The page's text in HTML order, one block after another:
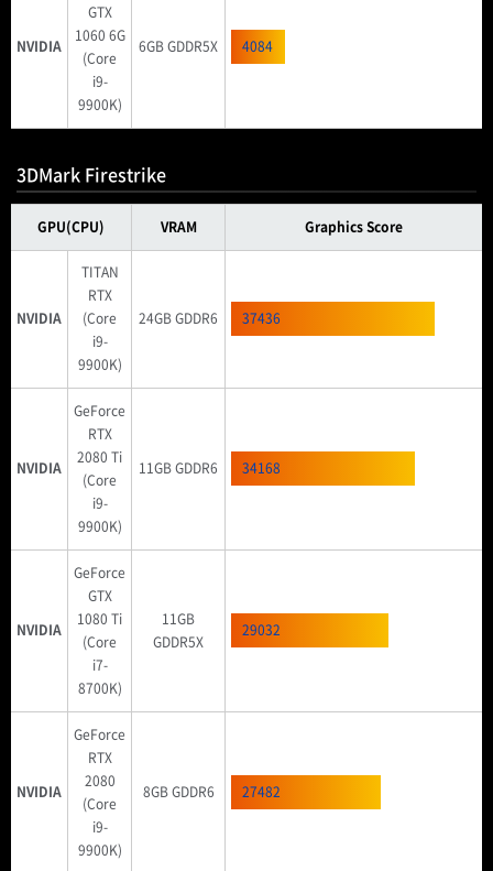
NVIDIA
GTX
1060 6G
(Core
i9-
9900K)
6GB GDDR5X 4084
3DMark Firestrike
GPU(CPU) VRAM Graphics Score
NVIDIA
TITAN
RTX
(Core
i9-
9900K)
24GB GDDR6 37436
NVIDIA
GeForce
RTX
2080 Ti
(Core
i9-
9900K)
11GB GDDR6 34168
NVIDIA
GeForce
GTX
1080 Ti
(Core
i7-
8700K)
11GB
GDDR5X
29032
NVIDIA
GeForce
RTX
2080
(Core
i9-
9900K)
8GB GDDR6 27482